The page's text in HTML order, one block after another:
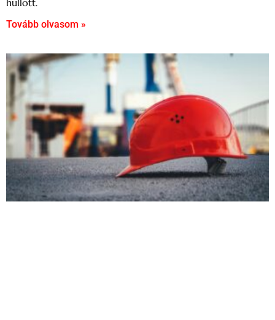
Tovább olvasom »